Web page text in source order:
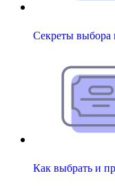
Секреты выбора
Как выбрать и